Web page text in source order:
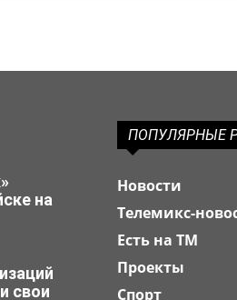
на
свои
ПОПУЛЯРНЫЕ
Новости
Телемикс-
Есть на ТМ
Проекты
Спорт